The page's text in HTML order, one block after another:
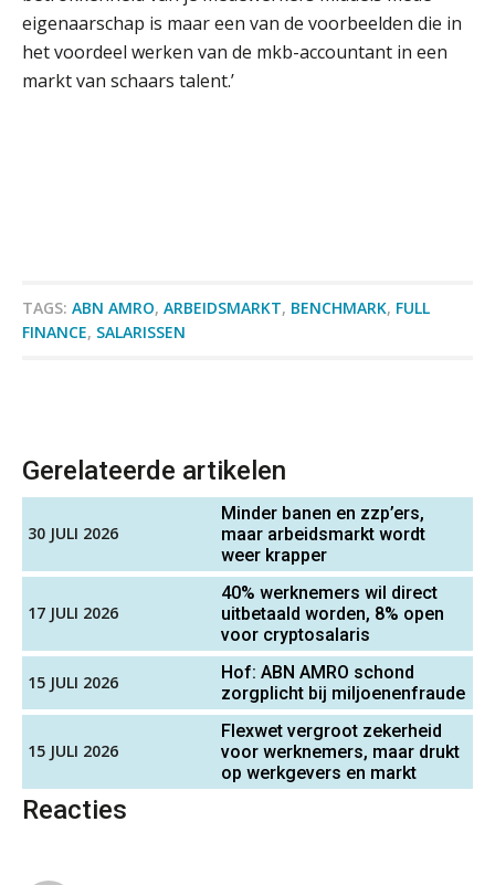
eigenaarschap is maar een van de voorbeelden die in
het voordeel werken van de mkb-accountant in een
markt van schaars talent.’
TAGS: ABN AMRO, ARBEIDSMARKT, BENCHMARK, FULL
FINANCE, SALARISSEN
Gerelateerde artikelen
30 JULI 2026
Minder banen en zzp’ers,
maar arbeidsmarkt wordt
weer krapper
17 JULI 2026
40% werknemers wil direct
uitbetaald worden, 8% open
voor cryptosalaris
15 JULI 2026
Hof: ABN AMRO schond
zorgplicht bij miljoenenfraude
15 JULI 2026
Flexwet vergroot zekerheid
voor werknemers, maar drukt
op werkgevers en markt
Reacties
waardebepalingen bedrijfsadvies
Boekhoudlandschap sterk
gefragmenteerd, softwarekampioen
ontbreekt (nog) in Europa
Hoe Hoek en Blok het
ondertekenproces drastisch
verbeterde
Schaalbaar IT-beheer sluit naadloos
aan bij het snelgroeiende Reanda
Govers bouwt aan een volwassen
digitaal fundament voor governance,
security en AI
Van najagen naar verwerken:
waarom vraagposten je proces
blokkeren (en hoe je dat stopt)
Senior Assistent Accountant, EJP Financial
Astronauts – Curaçao
PIA Group
Gevorderd Assistent Accountant Audit
PIA Group
Senior assistent accountant | samenstel
Scab